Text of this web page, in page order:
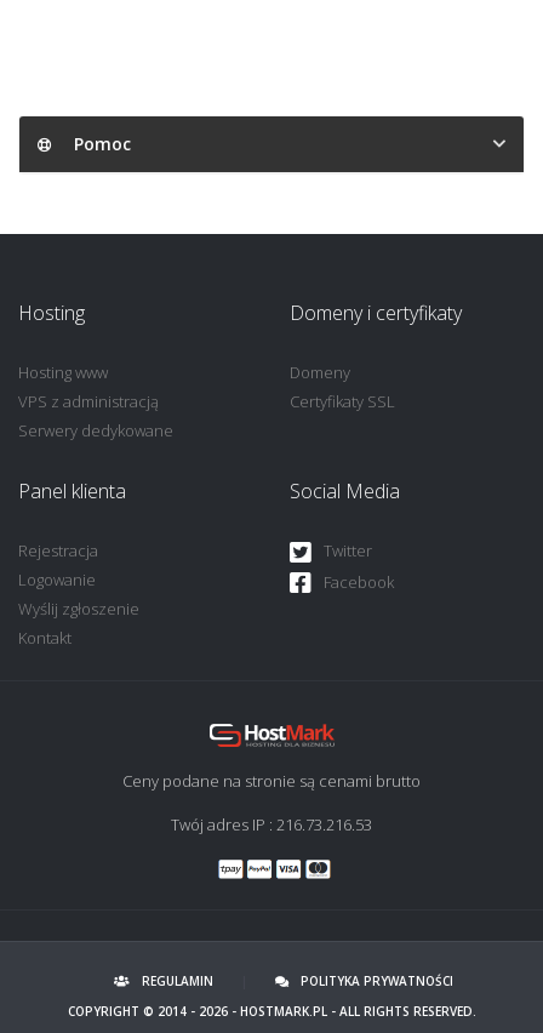
Pomoc
Hosting
Hosting www
VPS z administracją
Serwery dedykowane
Domeny i certyfikaty
Domeny
Certyfikaty SSL
Panel klienta
Rejestracja
Logowanie
Wyślij zgłoszenie
Kontakt
Social Media
Twitter
Facebook
Ceny podane na stronie są cenami brutto
Twój adres IP : 216.73.216.53
COPYRIGHT © 2014 - 2026 - HOSTMARK.PL- ALL RIGHTS RESERVED.
REGULAMIN POLITYKA PRYWATNOŚCI